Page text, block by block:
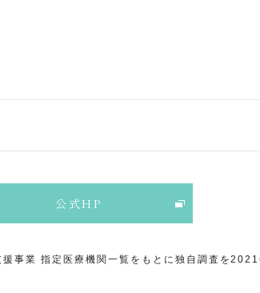
公式HP
事業 指定医療機関一覧をもとに独自調査を2021